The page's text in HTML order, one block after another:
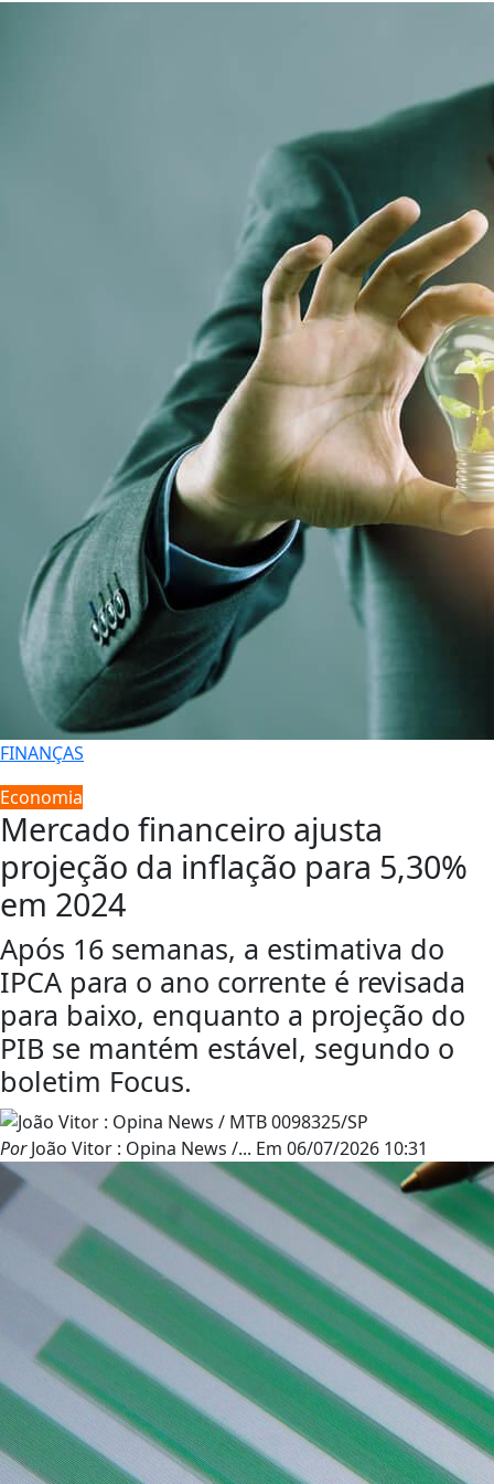
FINANÇAS
Economia
Mercado financeiro ajusta
projeção da inflação para 5,30%
em 2024
Após 16 semanas, a estimativa do
IPCA para o ano corrente é revisada
para baixo, enquanto a projeção do
PIB se mantém estável, segundo o
boletim Focus.
PorJoão Vitor : Opina News /... Em 06/07/2026 10:31